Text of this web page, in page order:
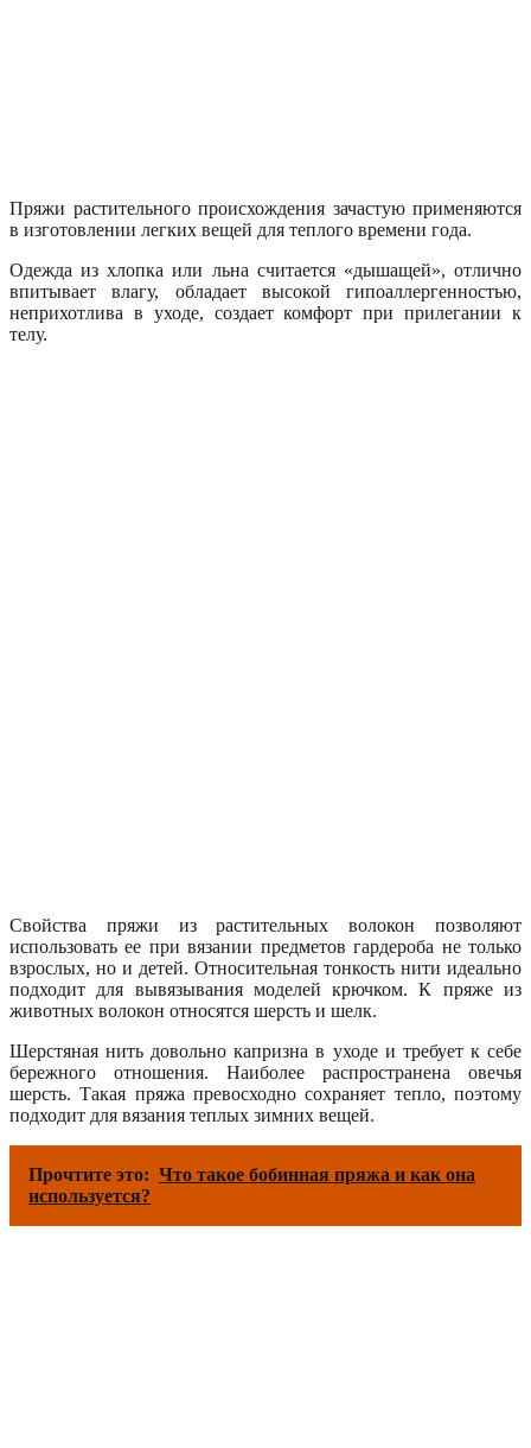
Пряжи растительного происхождения зачастую применяются
в изготовлении легких вещей для теплого времени года.
Одежда из хлопка или льна считается «дышащей», отлично
впитывает влагу, обладает высокой гипоаллергенностью,
неприхотлива в уходе, создает комфорт при прилегании к
телу.
Свойства пряжи из растительных волокон позволяют
использовать ее при вязании предметов гардероба не только
взрослых, но и детей. Относительная тонкость нити идеально
подходит для вывязывания моделей крючком. К пряже из
животных волокон относятся шерсть и шелк.
Шерстяная нить довольно капризна в уходе и требует к себе
бережного отношения. Наиболее распространена овечья
шерсть. Такая пряжа превосходно сохраняет тепло, поэтому
подходит для вязания теплых зимних вещей.
Прочтите это: Что такое бобинная пряжа и как она
используется?